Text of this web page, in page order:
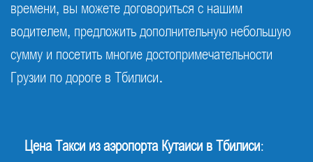
времени, вы можете договориться с нашим
водителем, предложить дополнительную небольшую
сумму и посетить многие достопримечательности
Грузии по дороге в Тбилиси.
Цена Такси из аэропорта Кутаиси в Тбилиси: